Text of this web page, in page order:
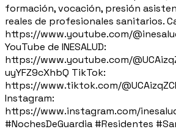
formación, vocación, presión
reales de profesionales sanitarios.
https://www.youtube.com/
YouTube de INESALUD:
https://www.youtube.com/
uyYFZ9cXhbQ TikTok:
https://www.tiktok.com/
Instagram:
https://www.instagram.com/
#NochesDeGuardia #Residentes